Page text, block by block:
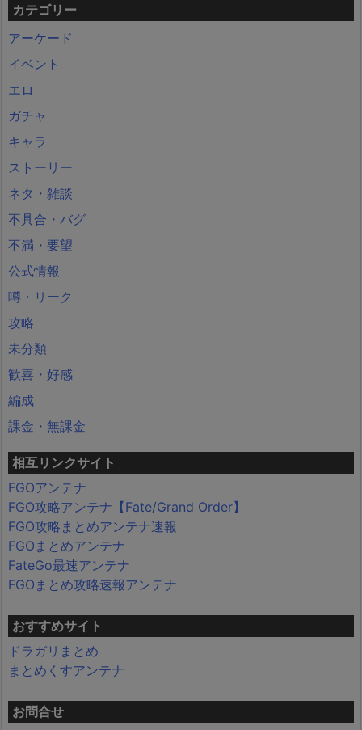
カテゴリー
アーケード
イベント
エロ
ガチャ
キャラ
ストーリー
ネタ・雑談
不具合・バグ
不満・要望
公式情報
噂・リーク
攻略
未分類
歓喜・好感
編成
課金・無課金
相互リンクサイト
FGOアンテナ
FGO攻略アンテナ【Fate/Grand Order】
FGO攻略まとめアンテナ速報
FGOまとめアンテナ
FateGo最速アンテナ
FGOまとめ攻略速報アンテナ
おすすめサイト
ドラガリまとめ
まとめくすアンテナ
お問合せ